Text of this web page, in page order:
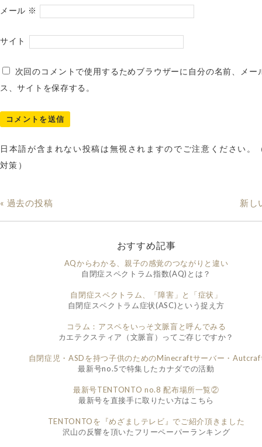
メール ※
サイト
次回のコメントで使用するためブラウザーに自分の名前、メー
ス、サイトを保存する。
日本語が含まれない投稿は無視されますのでご注意ください。
対策）
« 過去の投稿 新し
おすすめ記事
AQからわかる、親子の感覚のつながりと違い
自閉症スペクトラム指数(AQ)とは？
自閉症スペクトラム、「障害」と「症状」
自閉症スペクトラム症状(ASC)という捉え方
コラム：アスペをいっそ文脈盲と呼んでみる
カエテクスティア（文脈盲）ってご存じですか？
自閉症児・ASDを持つ子供のためのMinecraftサーバー・
最新号no.5で特集したカナダでの活動
最新号TENTONTO no.8 配布場所一覧②
最新号を直接手に取りたい方はこちら
TENTONTOを『めざましテレビ』でご紹介頂きました
沢山の反響を頂いたフリーペーパーランキング